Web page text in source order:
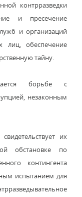
контрразведки
и пресечение
и организаций
лиц, обеспечение
тайну.
борьбе с
незаконным
их
обстановке по
контингента
испытанием для